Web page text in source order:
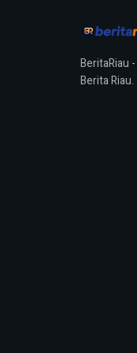
BeritaRiau
Berita Riau.